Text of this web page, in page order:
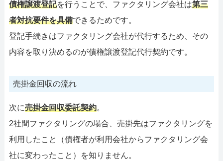
債権譲渡登記を行うことで、ファクタリング会社は第三
者対抗要件を具備できるためです。
登記手続きはファクタリング会社が代行するため、その
内容を取り決めるのが債権譲渡登記代行契約です。
売掛金回収の流れ
次に売掛金回収委託契約。
2社間ファクタリングの場合、売掛先はファクタリングを
利用したこと（債権者が利用会社からファクタリング会
社に変わったこと）を知りません。